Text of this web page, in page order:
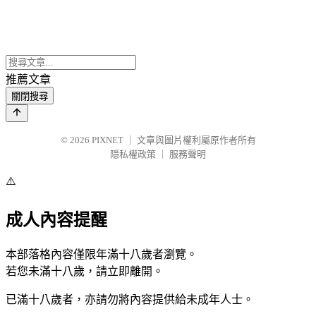
推薦文章
關閉搜尋
© 2026 PIXNET
文章與圖片權利屬原作者所有
隱私權政策
服務聲明
⚠️
成人內容提醒
本部落格內容僅限年滿十八歲者瀏覽。
若您未滿十八歲，請立即離開。
已滿十八歲者，亦請勿將內容提供給未成年人士。